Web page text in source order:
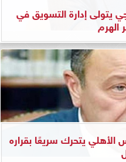
يتولى إدارة التسويق في
الهرم
يتحرك سريعًا بقراره